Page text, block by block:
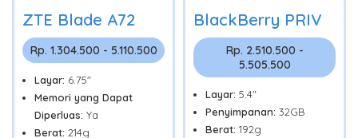
ZTE Blade A72
Rp. 1.304.500 - 5.110.500
Layar: 6.75"
Memori yang Dapat
Diperluas: Ya
Berat: 214g
BlackBerry PRIV
Rp. 2.510.500 -
5.505.500
Layar: 5.4"
Penyimpanan: 32GB
Berat: 192g